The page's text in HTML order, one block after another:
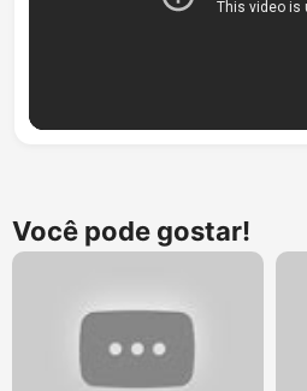
Você pode gostar!